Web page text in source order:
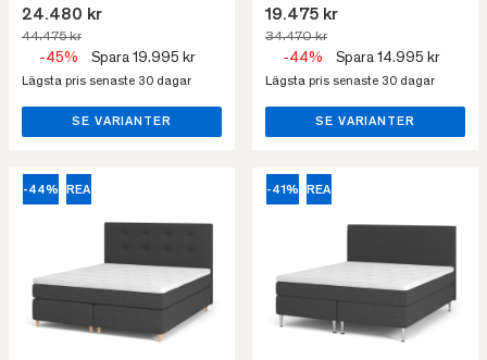
24.480 kr
44.475 kr
-45% Spara 19.995 kr
Lägsta pris senaste 30 dagar
SE VARIANTER
19.475 kr
34.470 kr
-44% Spara 14.995 kr
Lägsta pris senaste 30 dagar
SE VARIANTER
-44% REA -41% REA